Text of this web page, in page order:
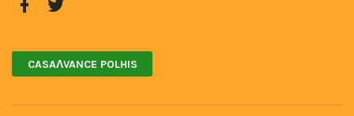
CASAɅVANCE POLHIS